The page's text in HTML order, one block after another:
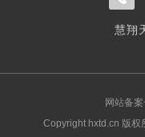
慧翔
网站备
Copyright hxtd.cn 版权